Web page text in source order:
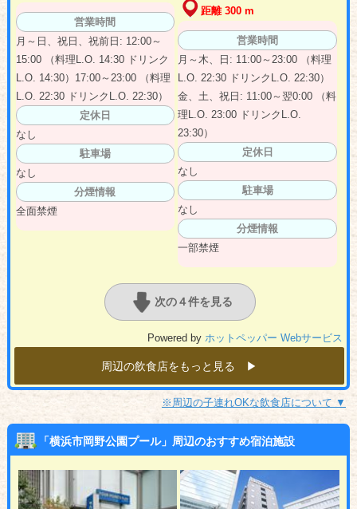
営業時間
月～日、祝日、祝前日: 12:00～
15:00 （料理L.O. 14:30 ドリンク
L.O. 14:30）17:00～23:00 （料理
L.O. 22:30 ドリンクL.O. 22:30）
定休日
なし
駐車場
なし
分煙情報
全面禁煙
距離 300 m
営業時間
月～木、日: 11:00～23:00 （料理
L.O. 22:30 ドリンクL.O. 22:30）
金、土、祝日: 11:00～翌0:00 （料
理L.O. 23:00 ドリンクL.O.
23:30）
定休日
なし
駐車場
なし
分煙情報
一部禁煙
次の４件を見る
Powered by ホットペッパー Webサービス
周辺の飲食店をもっと見る ▶︎
※周辺の子連れOKな飲食店について ▼
「横浜市岡野公園プール」周辺のおすすめ宿泊施設